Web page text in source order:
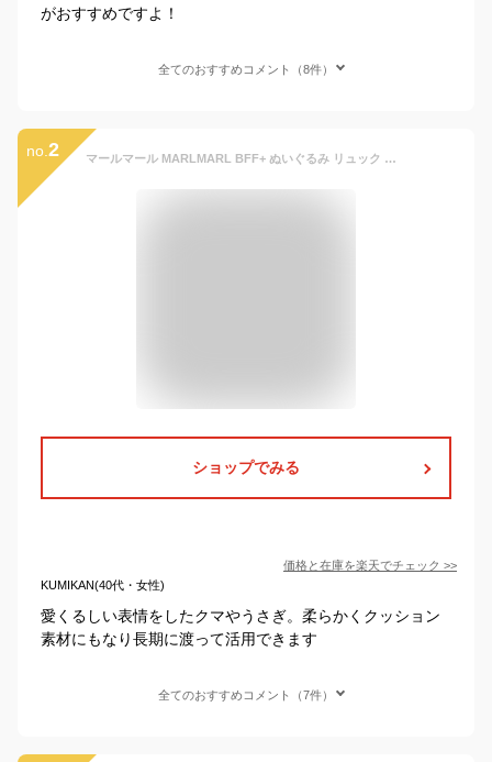
がおすすめですよ！
全てのおすすめコメント（8件）
no. 2 マールマール MARLMARL BFF+ ぬいぐるみ リュック 【多機能ぬいぐるみ】 ファーストトイ 赤ちゃん リュック ベビー リュック 男の子 女の子 名入れ刺繍 【おしゃぶり装着リング】 ボア うさぎ くま 出産祝い ギフト ベビー 赤ちゃん キッズ 子供 プレゼント ギフト
ショップでみる
価格と在庫を楽天でチェック >>
KUMIKAN(40代・女性)
愛くるしい表情をしたクマやうさぎ。柔らかくクッション
素材にもなり長期に渡って活用できます
全てのおすすめコメント（7件）